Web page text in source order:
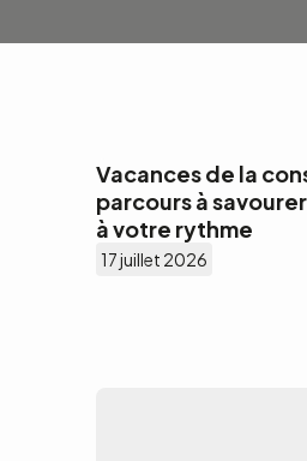
Vacances de la
parcours à
à votre rythme
17 juillet 2026